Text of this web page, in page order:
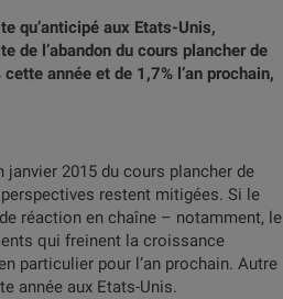
qu’anticipé aux Etats-Unis,
de l’abandon du cours plancher de
année et de 1,7% l’an prochain,
janvier 2015 du cours plancher de
restent mitigées. Si le
réaction en chaîne – notamment, le
qui freinent la croissance
particulier pour l’an prochain. Autre
année aux Etats-Unis.